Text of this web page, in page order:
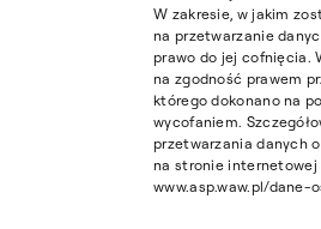
W zakresie, w jakim
na przetwarzanie
prawo do jej cofnięcia.
na zgodność prawem
którego dokonano na
wycofaniem.
przetwarzania danych
na stronie internetowej
www.asp.waw.pl/dane-